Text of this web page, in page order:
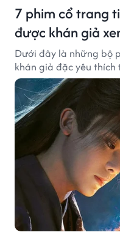
7 phim cổ trang
được khán giả
Dưới đây là những bộ
khán giả đặc yêu